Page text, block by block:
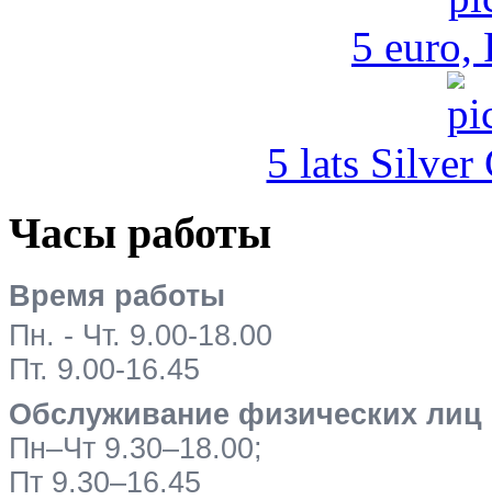
5 euro,
5 lats Silver
Часы работы
Время работы
Пн. - Чт. 9.00-18.00
Пт. 9.00-16.45
Обслуживание физических лиц
Пн–Чт 9.30–18.00;
Пт 9.30–16.45